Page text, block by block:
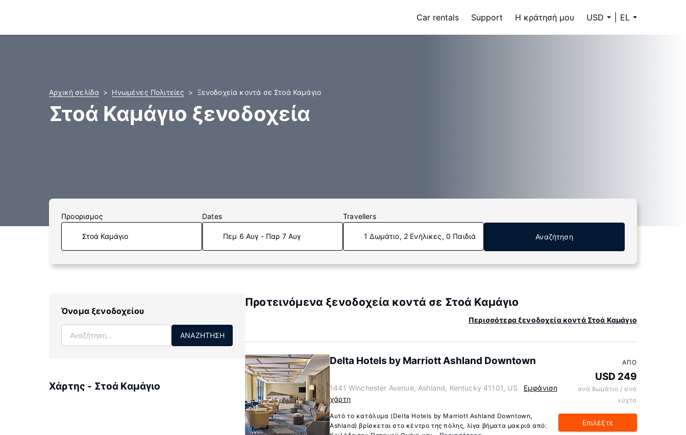
Car rentals Support Η κράτησή μου USD EL
Αρχική σελίδα Ηνωμένες Πολιτείες Ξενοδοχεία κοντά σε Στοά Καμάγιο
Στοά Καμάγιο ξενοδοχεία
Προορισμος Dates
Πεμ 6 Αυγ - Παρ 7 Αυγ
Travellers
1 Δωμάτιο, 2 Ενήλικες, 0 Παιδιά Αναζήτηση
Όνομα ξενοδοχείου
ΑΝΑΖΉΤΗΣΗ
Χάρτης - Στοά Καμάγιο
Προτεινόμενα ξενοδοχεία κοντά σε Στοά Καμάγιο
Περισσότερα ξενοδοχεία κοντά Στοά Καμάγιο
Delta Hotels by Marriott Ashland Downtown
1441 Winchester Avenue, Ashland, Kentucky 41101, US
Εμφάνιση
χάρτη
Αυτό το κατάλυμα (Delta Hotels by Marriott Ashland Downtown,
Ashland) βρίσκεται στο κέντρο της πόλης, λίγα βήματα μακριά από:
ΑΠΌ
USD 249
ανά δωμάτιο / ανά
νύχτα
Επιλέξτε